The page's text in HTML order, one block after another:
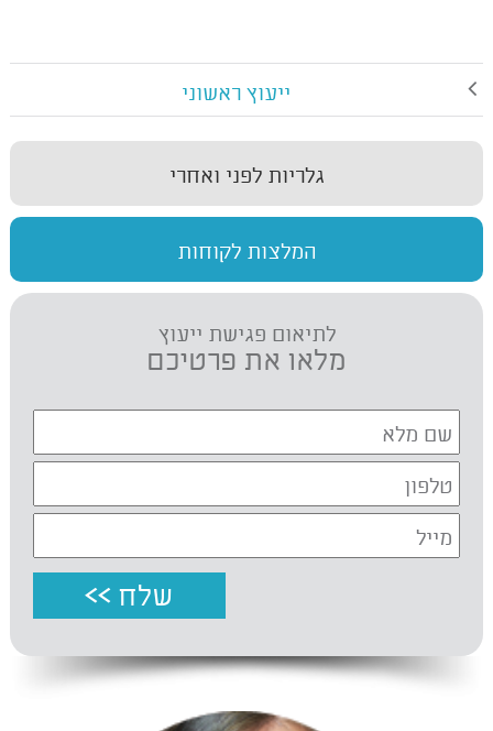
ייעוץ ראשוני
גלריות לפני ואחרי
המלצות לקוחות
לתיאום פגישת ייעוץ
מלאו את פרטיכם